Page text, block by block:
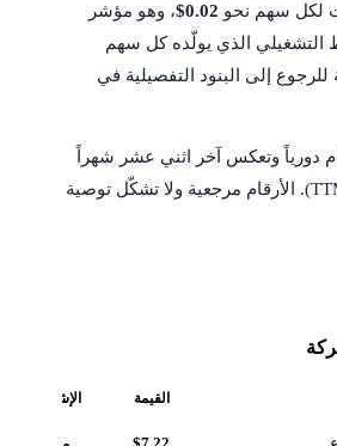
لكل سهم نحو $0.02، وهو مؤشر
الذي يولّده كل سهم
إلى البنود التفصيلية في
دورياً وتعكس آخر اثني عشر شهراً
مالياً منشورة (TTM). الأرقام مرجعية ولا تشكّل توصية
القيمة الإشارة